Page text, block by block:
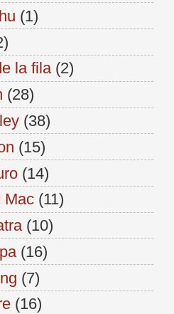
(1)
la fila (2)
(28)
(38)
(15)
(14)
Mac (11)
(10)
(16)
(7)
(16)